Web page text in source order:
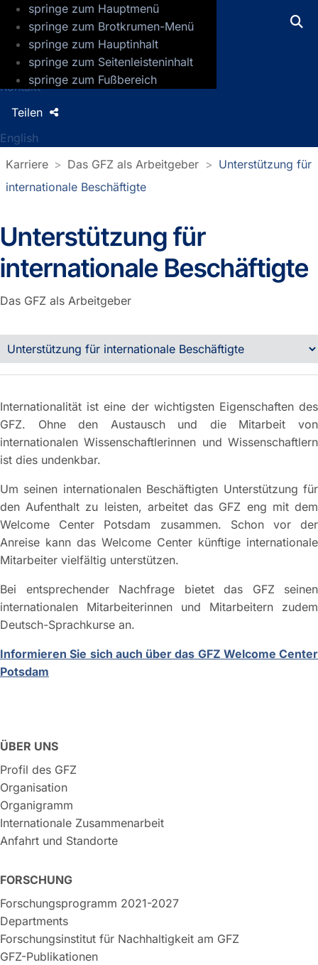
springe zum Hauptmenü
springe zum Brotkrumen-Menü
springe zum Hauptinhalt
springe zum Seitenleisteninhalt
springe zum Fußbereich
GFZ Helmholtz-Zentrum für
Presse
Jobs
Kontakt
English
Teilen
Karriere Das GFZ als Arbeitgeber
Unterstützung für
internationale Beschäftigte
Unterstützung für
internationale Beschäftigte
Das GFZ als Arbeitgeber
Internationalität ist eine der wichtigsten Eigenschaften des
GFZ. Ohne den Austausch und die Mitarbeit von
internationalen Wissenschaftlerinnen und Wissenschaftlern
ist dies undenkbar.
Um seinen internationalen Beschäftigten Unterstützung für
den Aufenthalt zu leisten, arbeitet das GFZ eng mit dem
Welcome Center Potsdam zusammen. Schon vor der
Anreise kann das Welcome Center künftige internationale
Mitarbeiter vielfältig unterstützen.
Bei entsprechender Nachfrage bietet das GFZ seinen
internationalen Mitarbeiterinnen und Mitarbeitern zudem
Deutsch-Sprachkurse an.
Informieren Sie sich auch über das GFZ Welcome Center
Potsdam
ÜBER UNS
Profil des GFZ
Organisation
Organigramm
Internationale Zusammenarbeit
Anfahrt und Standorte
FORSCHUNG
Forschungsprogramm 2021-2027
Departments
Forschungsinstitut für Nachhaltigkeit am GFZ
GFZ-Publikationen